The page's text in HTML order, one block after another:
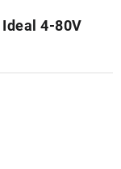
4-80V